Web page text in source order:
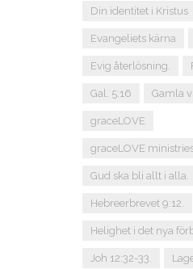
Din identitet i Kristus
Evangeliets kärna
Evig återlösning.
Gal. 5:16 Gamla
graceLOVE
graceLOVE
Gud ska bli allt i alla.
Hebreerbrevet 9:12.
Helighet i det nya
Joh 12:32-33.